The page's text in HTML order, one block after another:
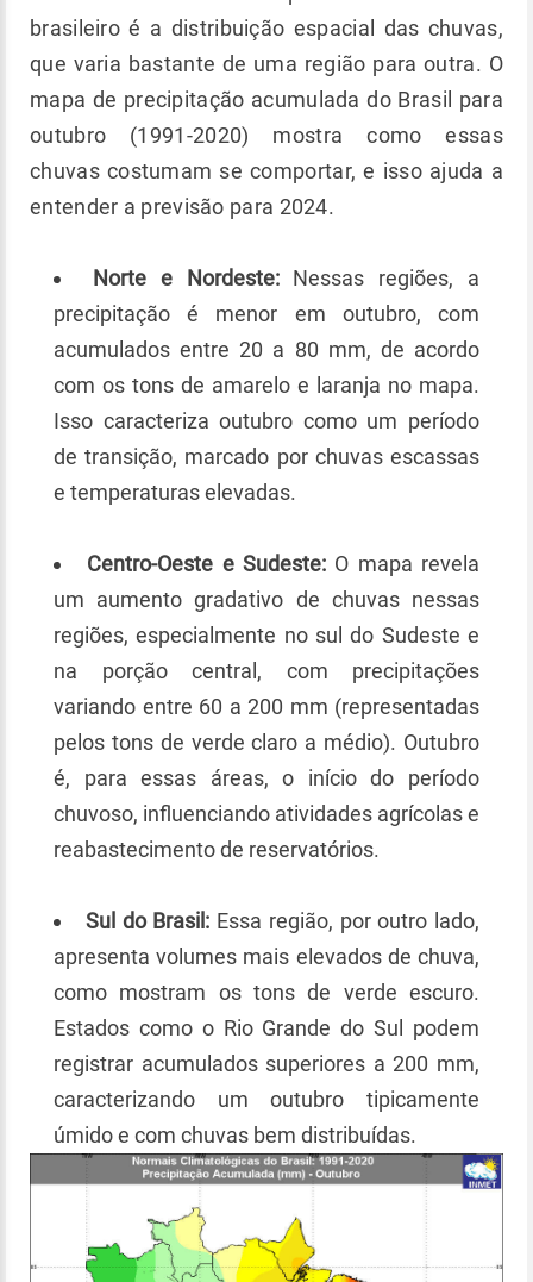
brasileiro é a distribuição espacial das chuvas,
que varia bastante de uma região para outra. O
mapa de precipitação acumulada do Brasil para
outubro (1991-2020) mostra como essas
chuvas costumam se comportar, e isso ajuda a
entender a previsão para 2024.
Norte e Nordeste:Nessas regiões, a
precipitação é menor em outubro, com
acumulados entre 20 a 80 mm, de acordo
com os tons de amarelo e laranja no mapa.
Isso caracteriza outubro como um período
de transição, marcado por chuvas escassas
e temperaturas elevadas.
Centro-Oeste e Sudeste: O mapa revela
um aumento gradativo de chuvas nessas
regiões, especialmente no sul do Sudeste e
na porção central, com precipitações
variando entre 60 a 200 mm (representadas
pelos tons de verde claro a médio). Outubro
é, para essas áreas, o início do período
chuvoso, influenciando atividades agrícolas e
reabastecimento de reservatórios.
Sul do Brasil: Essa região, por outro lado,
apresenta volumes mais elevados de chuva,
como mostram os tons de verde escuro.
Estados como o Rio Grande do Sul podem
registrar acumulados superiores a 200 mm,
caracterizando um outubro tipicamente
úmido e com chuvas bem distribuídas.